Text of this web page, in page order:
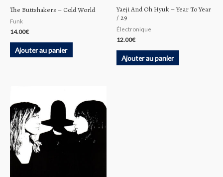
The Buttshakers ‎– Cold World
Funk
14.00€
Ajouter au panier
Yaeji And Oh Hyuk ‎– Year To Year
/ 29
Électronique
12.00€
Ajouter au panier